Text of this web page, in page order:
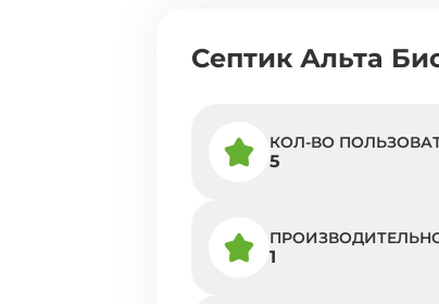
Септик Альта
КОЛ-ВО
5
1